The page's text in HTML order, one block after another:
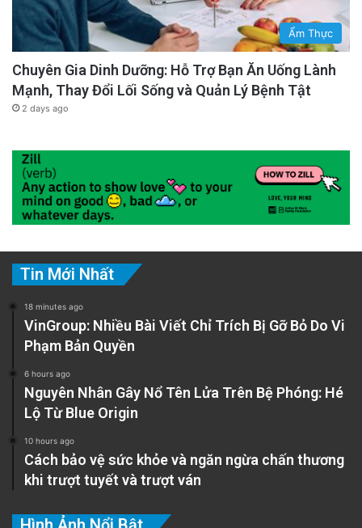
Ẩm Thực
Chuyên Gia Dinh Dưỡng: Hỗ Trợ Bạn Ăn Uống Lành
Mạnh, Thay Đổi Lối Sống và Quản Lý Bệnh Tật
2 days ago
Tin Mới Nhất
18 minutes ago
VinGroup: Nhiều Bài Viết Chỉ Trích Bị Gỡ Bỏ Do Vi
Phạm Bản Quyền
6 hours ago
Nguyên Nhân Gây Nổ Tên Lửa Trên Bệ Phóng: Hé
Lộ Từ Blue Origin
10 hours ago
Cách bảo vệ sức khỏe và ngăn ngừa chấn thương
khi trượt tuyết và trượt ván